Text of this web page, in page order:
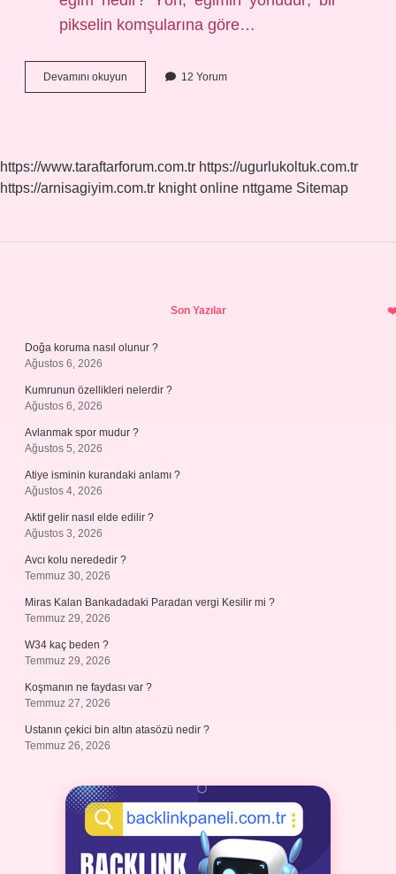
pikselin komşularına göre…
Devamını okuyun
Nedir
12 Yorum
https://www.taraftarforum.com.tr https://ugurlukoltuk.com.tr
https://arnisagiyim.com.tr knight online nttgame Sitemap
Son Yazılar
Doğa koruma nasıl olunur ?
Ağustos 6, 2026
Kumrunun özellikleri nelerdir ?
Ağustos 6, 2026
Avlanmak spor mudur ?
Ağustos 5, 2026
Atiye isminin kurandaki anlamı ?
Ağustos 4, 2026
Aktif gelir nasıl elde edilir ?
Ağustos 3, 2026
Avcı kolu nerededir ?
Temmuz 30, 2026
Miras Kalan Bankadadaki Paradan vergi Kesilir mi ?
Temmuz 29, 2026
W34 kaç beden ?
Temmuz 29, 2026
Koşmanın ne faydası var ?
Temmuz 27, 2026
Ustanın çekici bin altın atasözü nedir ?
Temmuz 26, 2026